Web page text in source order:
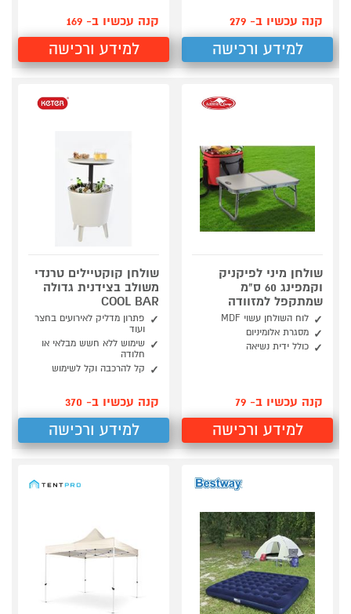
קנה עכשיו ב- 279
למידע ורכישה
קנה עכשיו ב- 169
למידע ורכישה
שולחן מיני לפיקניק
וקמפינג 60 ס"מ
שמתקפל למזוודה
לוח השולחן עשוי MDF
מסגרת אלומיניום
כולל ידית נשיאה
קנה עכשיו ב- 79
למידע ורכישה
שולחן קוקטיילים טרנדי
משולב בצידנית גדולה
COOL BAR
פתרון מדליק לאירועים בחצר
ועוד
שימוש ללא חשש מבלאי או
חלודה
קל להרכבה וקל לשימוש
קנה עכשיו ב- 370
למידע ורכישה